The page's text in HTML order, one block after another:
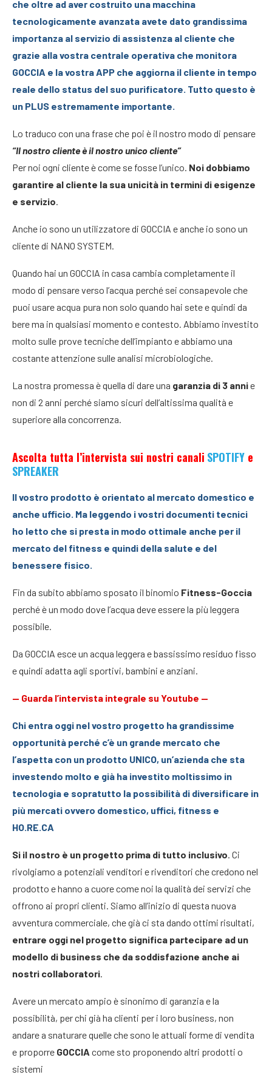
che oltre ad aver costruito una macchina
tecnologicamente avanzata avete dato grandissima
importanza al servizio di assistenza al cliente che
grazie alla vostra centrale operativa che monitora
GOCCIA e la vostra APP che aggiorna il cliente in tempo
reale dello status del suo purificatore. Tutto questo è
un PLUS estremamente importante.
Lo traduco con una frase che poi è il nostro modo di pensare
“Il nostro cliente è il nostro unico cliente”
Per noi ogni cliente è come se fosse l’unico. Noi dobbiamo
garantire al cliente la sua unicità in termini di esigenze
e servizio
Anche io sono un utilizzatore di GOCCIA e anche io sono un
cliente di NANO SYSTEM.
Quando hai un GOCCIA in casa cambia completamente il
modo di pensare verso l’acqua perché sei consapevole che
puoi usare acqua pura non solo quando hai sete e quindi da
bere ma in qualsiasi momento e contesto. Abbiamo investito
molto sulle prove tecniche dell’impianto e abbiamo una
costante attenzione sulle analisi microbiologiche.
La nostra promessa è quella di dare una garanzia di 3 annie
non di 2 anni perché siamo sicuri dell’altissima qualità e
superiore alla concorrenza.
Ascolta tutta l’intervista sui nostri canali SPOTIFY e
SPREAKER
Il vostro prodotto è orientato al mercato domestico e
anche ufficio. Ma leggendo i vostri documenti tecnici
ho letto che si presta in modo ottimale anche per il
mercato del fitness e quindi della salute e del
benessere fisico.
Fin da subito abbiamo sposato il binomio Fitness-Goccia
perché è un modo dove l’acqua deve essere la più leggera
possibile.
Da GOCCIA esce un acqua leggera e bassissimo residuo fisso
e quindi adatta agli sportivi, bambini e anziani.
— Guarda l’intervista integrale su Youtube —
Chi entra oggi nel vostro progetto ha grandissime
opportunità perché c’è un grande mercato che
l’aspetta con un prodotto UNICO, un’azienda che sta
investendo molto e già ha investito moltissimo in
tecnologia e sopratutto la possibilità di diversificare in
più mercati ovvero domestico, uffici, fitness e
HO.RE.CA
Si il nostro è un progetto prima di tutto inclusivo . Ci
rivolgiamo a potenziali venditori e rivenditori che credono nel
prodotto e hanno a cuore come noi la qualità dei servizi che
offrono ai propri clienti. Siamo all’inizio di questa nuova
avventura commerciale, che già ci sta dando ottimi risultati,
entrare oggi nel progetto significa partecipare ad un
modello di business che da soddisfazione anche ai
nostri collaboratori
Avere un mercato ampio è sinonimo di garanzia e la
possibilità, per chi già ha clienti per i loro business, non
andare a snaturare quelle che sono le attuali forme di vendita
e proporre GOCCIA come sto proponendo altri prodotti o
sistemi